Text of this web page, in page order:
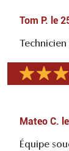
Tom P. le
Mateo C. le
Équipe